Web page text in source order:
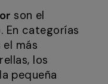
son el
En categorías
más
los
pequeña